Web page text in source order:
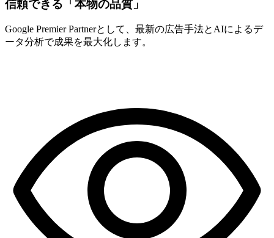
信頼できる「本物の品質」
Google Premier Partnerとして、最新の広告手法とAIによるデ
ータ分析で成果を最大化します。